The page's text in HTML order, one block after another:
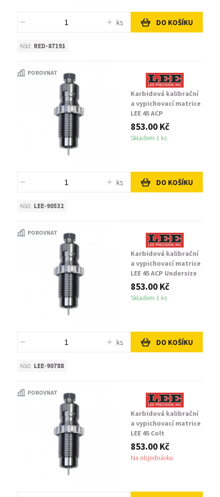
ks DO KOŠÍKU
Kód: RED-87191
POROVNAT
Karbidová kalibrační
a vypichovací matrice
LEE 45 ACP
853.00 Kč
Skladem 1 ks
ks DO KOŠÍKU
Kód: LEE-90532
POROVNAT
Karbidová kalibrační
a vypichovací matrice
LEE 45 ACP Undersize
853.00 Kč
Skladem 1 ks
ks DO KOŠÍKU
Kód: LEE-90788
POROVNAT
Karbidová kalibrační
a vypichovací matrice
LEE 45 Colt
853.00 Kč
Na objednávku